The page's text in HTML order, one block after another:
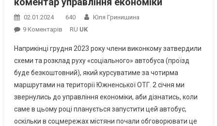
02.01.2024 640
Юля Гринишина
9 КоментарівДо
В
Южненській
ОТГ
Почне
Курсувати
«соціальний
RU UK
Наприкінці грудня 2023 року члени виконкому затвердили
схеми та розклад руху «соціального» автобуса (проїзд
буде безкоштовний), який курсуватиме за чотирма
маршрутами на території Южненської ОТГ. 2 січня ми
звернулись до управління економіки, аби дізнатись, коли
саме в цьому році планується запустити цей автобус,
оскільки в соцмережах містяни почали обговорювати це